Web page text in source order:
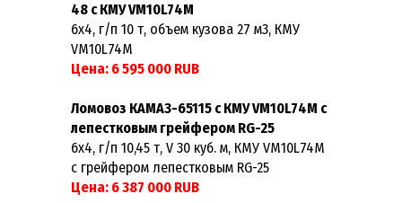
48 с КМУ VM10L74M
6х4, г/п 10 т, объем кузова 27 м3, КМУ
VM10L74M
Цена: 6 595 000 RUB
Ломовоз КАМАЗ-65115 с КМУ VM10L74M с
лепестковым грейфером RG-25
6х4, г/п 10,45 т, V 30 куб. м, КМУ VM10L74М
с грейфером лепестковым RG-25
Цена: 6 387 000 RUB